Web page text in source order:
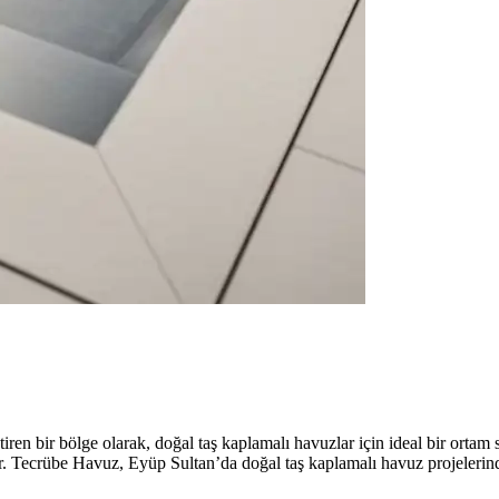
bir bölge olarak, doğal taş kaplamalı havuzlar için ideal bir
Havuz, Eyüp Sultan’da doğal taş kaplamalı havuz